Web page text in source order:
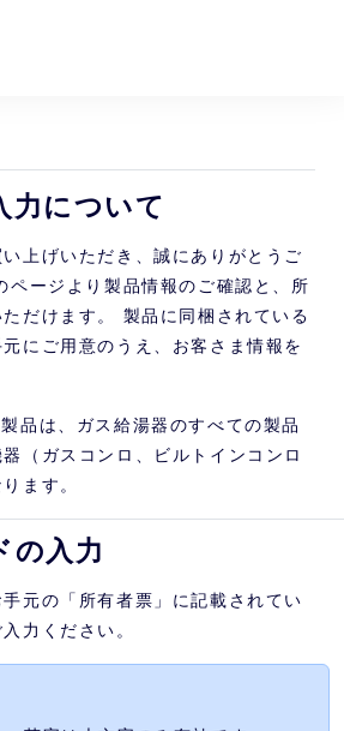
力について
上げいただき、誠にありがとうご
ページより製品情報のご確認と、所
だけます。 製品に同梱されている
元にご用意のうえ、お客さま情報を
品は、ガス給湯器のすべての製品
（ガスコンロ、ビルトインコンロ
ます。
の入力
元の「所有者票」に記載されてい
力ください。